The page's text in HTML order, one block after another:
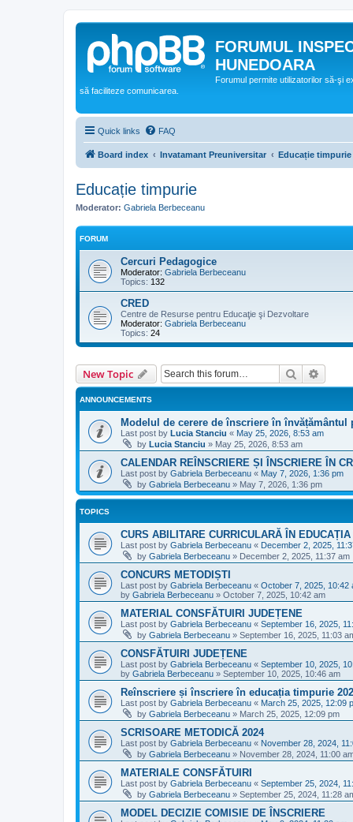
FORUMUL
HUNEDOARA
Forumul permite utilizatorilor să-şi
să faciliteze comunicarea.
Quick links FAQ
Board index Invatamant Preuniversitar Educație timpurie
Educație timpurie
Moderator: Gabriela Berbeceanu
FORUM
Cercuri Pedagogice
Moderator: Gabriela Berbeceanu
Topics: 132
CRED
Centre de Resurse pentru Educaţie şi Dezvoltare
Moderator: Gabriela Berbeceanu
Topics: 24
New Topic Search
ANNOUNCEMENTS
Modelul de cerere de înscriere în învățământul
Last post by Lucia Stanciu « May 25, 2026, 8:53 am
by Lucia Stanciu » May 25, 2026, 8:53 am
CALENDAR REÎNSCRIERE ȘI ÎNSCRIERE ÎN
Last post by Gabriela Berbeceanu « May 7, 2026, 1:36 pm
by Gabriela Berbeceanu » May 7, 2026, 1:36 pm
TOPICS
CURS ABILITARE CURRICULARĂ ÎN
Last post by Gabriela Berbeceanu « December 2, 2025,
by Gabriela Berbeceanu » December 2, 2025, 11:37 am
CONCURS METODIȘTI
Last post by Gabriela Berbeceanu « October 7, 2025, 10:42
by Gabriela Berbeceanu » October 7, 2025, 10:42 am
MATERIAL CONSFĂTUIRI JUDEȚENE
Last post by Gabriela Berbeceanu « September 16, 2025,
by Gabriela Berbeceanu » September 16, 2025, 11:03
CONSFĂTUIRI JUDEȚENE
Last post by Gabriela Berbeceanu « September 10, 2025,
by Gabriela Berbeceanu » September 10, 2025, 10:46 am
Reînscriere și înscriere în educația timpurie
Last post by Gabriela Berbeceanu « March 25, 2025, 12:09
by Gabriela Berbeceanu » March 25, 2025, 12:09 pm
SCRISOARE METODICĂ 2024
Last post by Gabriela Berbeceanu « November 28, 2024,
by Gabriela Berbeceanu » November 28, 2024, 11:00
MATERIALE CONSFĂTUIRI
Last post by Gabriela Berbeceanu « September 25, 2024,
by Gabriela Berbeceanu » September 25, 2024, 11:28
MODEL DECIZIE COMISIE DE ÎNSCRIERE